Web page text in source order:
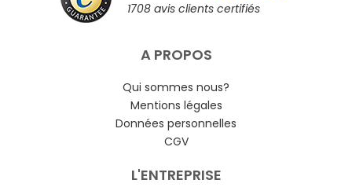
1708 avis clients certifiés
A PROPOS
Qui sommes nous?
Mentions légales
Données personnelles
CGV
L'ENTREPRISE